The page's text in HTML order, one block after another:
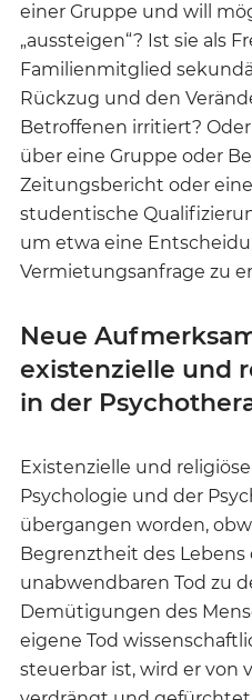
einer Gruppe und will
„aussteigen“? Ist sie als
Familienmitglied
Rückzug und den
Betroffenen irritiert?
über eine Gruppe oder
Zeitungsbericht oder
studentische
um etwa eine
Vermietungsanfrage zu
Neue
existenzielle und
in der
Existenzielle und
Psychologie und der
übergangen worden,
Begrenztheit des Lebens
unabwendbaren Tod zu
Demütigungen des
eigene Tod
steuerbar ist, wird er von